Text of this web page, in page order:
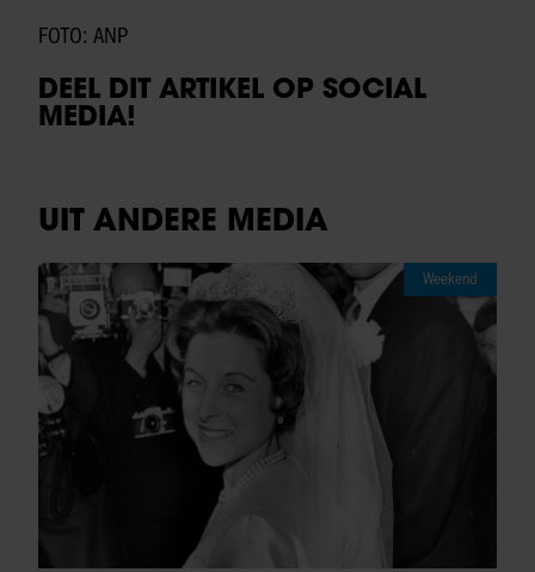
FOTO: ANP
DEEL DIT ARTIKEL OP SOCIAL
MEDIA!
UIT ANDERE MEDIA
Weekend